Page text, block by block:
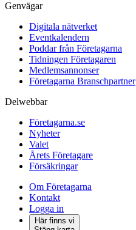
Genvägar
Digitala nätverket
Eventkalendern
Poddar från Företagarna
Tidningen Företagaren
Medlemsannonser
Företagarna Branschpartner
Delwebbar
Företagarna.se
Nyheter
Valet
Årets Företagare
Försäkringar
Om Företagarna
Kontakt
Logga in
Här finns vi